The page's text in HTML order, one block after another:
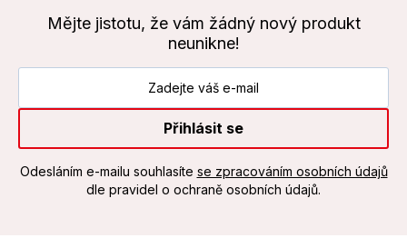
Mějte jistotu, že vám žádný nový produkt
neunikne!
Přihlásit se
Odesláním e-mailu souhlasíte se zpracováním osobních údajů
dle pravidel o ochraně osobních údajů.